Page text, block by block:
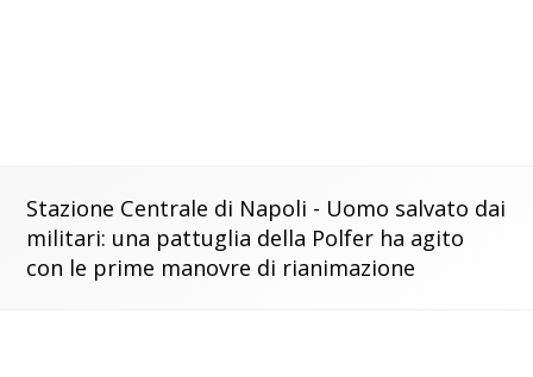
Stazione Centrale di Napoli - Uomo salvato dai
militari: una pattuglia della Polfer ha agito
con le prime manovre di rianimazione